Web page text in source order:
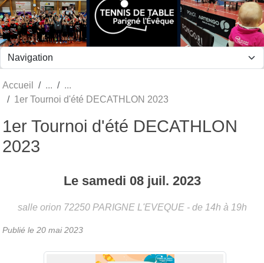
Accueil
1er Tournoi d'été DECATHLON 2023
1er Tournoi d'été DECATHLON
2023
Le samedi 08 juil. 2023
salle orion 72250 PARIGNE L'EVEQUE - de 14h à 19h
Publié le 20 mai 2023
Panneau de gestion des cookies